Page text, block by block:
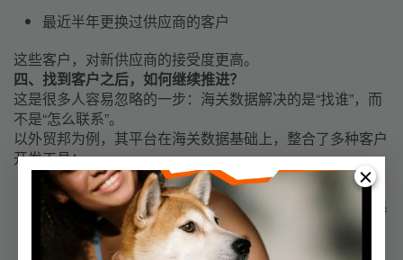
最近半年更换过供应商的客户
这些客户，对新供应商的接受度更高。
四、找到客户之后，如何继续推进？
这是很多人容易忽略的一步：海关数据解决的是“找谁”，而
不是“怎么联系”。
以外贸邦为例，其平台在海关数据基础上，整合了多种客户
开发工具：
AI 获客系统：智能评估客户质量，减少人工筛选成本
联系方式采集工具：从官网、社媒等渠道补全企业联系
方式
邮件群发工具：用于规模化、可控的开发信触达